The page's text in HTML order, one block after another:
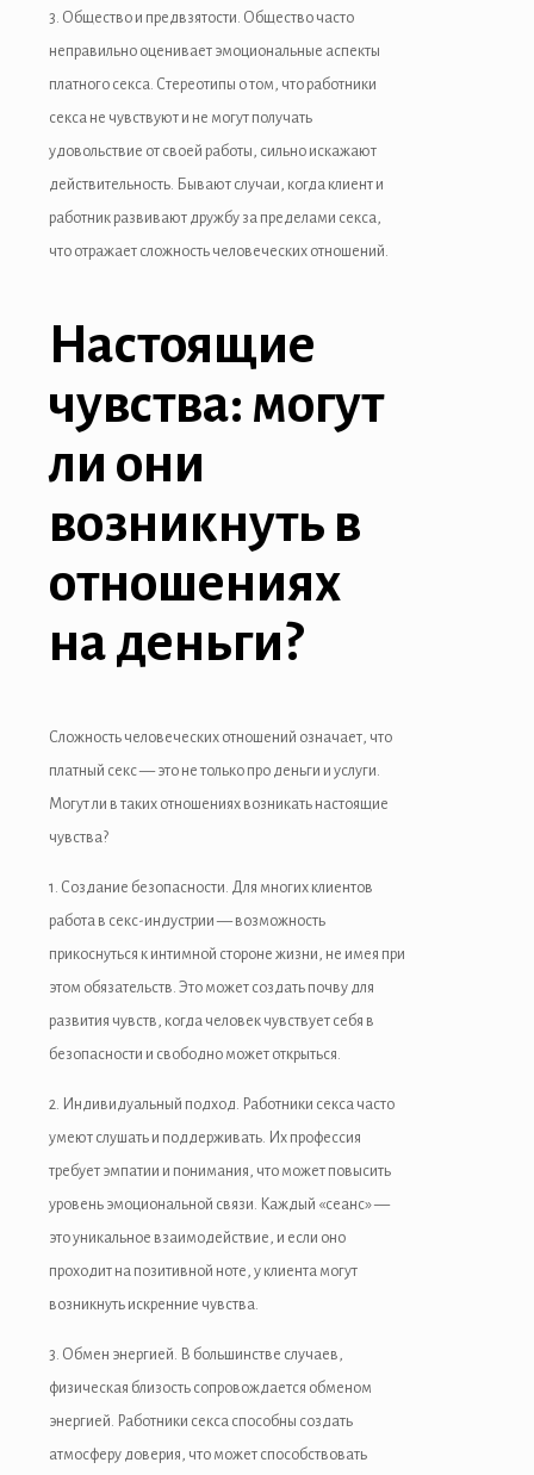
3. Общество и предвзятости. Общество часто
неправильно оценивает эмоциональные аспекты
платного секса. Стереотипы о том, что работники
секса не чувствуют и не могут получать
удовольствие от своей работы, сильно искажают
действительность. Бывают случаи, когда клиент и
работник развивают дружбу за пределами секса,
что отражает сложность человеческих отношений.
Настоящие
чувства: могут
ли они
возникнуть в
отношениях
на деньги?
Сложность человеческих отношений означает, что
платный секс — это не только про деньги и услуги.
Могут ли в таких отношениях возникать настоящие
чувства?
1. Создание безопасности. Для многих клиентов
работа в секс-индустрии — возможность
прикоснуться к интимной стороне жизни, не имея при
этом обязательств. Это может создать почву для
развития чувств, когда человек чувствует себя в
безопасности и свободно может открыться.
2. Индивидуальный подход. Работники секса часто
умеют слушать и поддерживать. Их профессия
требует эмпатии и понимания, что может повысить
уровень эмоциональной связи. Каждый «сеанс» —
это уникальное взаимодействие, и если оно
проходит на позитивной ноте, у клиента могут
возникнуть искренние чувства.
3. Обмен энергией. В большинстве случаев,
физическая близость сопровождается обменом
энергией. Работники секса способны создать
атмосферу доверия, что может способствовать